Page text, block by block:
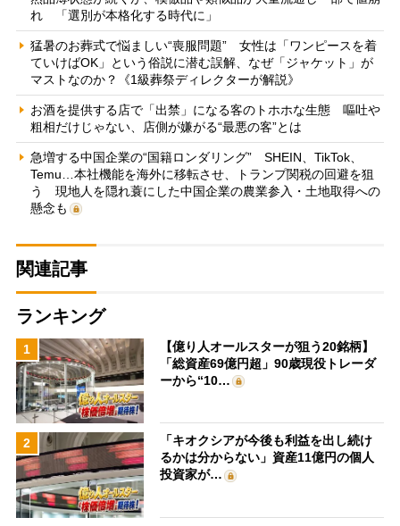
れ 「選別が本格化する時代に」
猛暑のお葬式で悩ましい“喪服問題” 女性は「ワンピースを着
ていけばOK」という俗説に潜む誤解、なぜ「ジャケット」が
マストなのか？《1級葬祭ディレクターが解説》
お酒を提供する店で「出禁」になる客のトホホな生態 嘔吐や
粗相だけじゃない、店側が嫌がる“最悪の客”とは
急増する中国企業の“国籍ロンダリング” SHEIN、TikTok、
Temu…本社機能を海外に移転させ、トランプ関税の回避を狙
う 現地人を隠れ蓑にした中国企業の農業参入・土地取得への
懸念も
関連記事
ランキング
1
【億り人オールスターが狙う20銘柄】
「総資産69億円超」90歳現役トレーダ
ーから“10…
2
「キオクシアが今後も利益を出し続け
るかは分からない」資産11億円の個人
投資家が…